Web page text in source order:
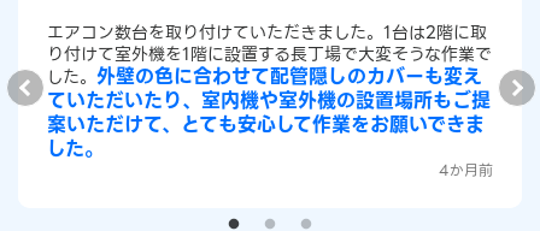
エアコン数台を取り付けていただきました。1台は2階に取
り付けて室外機を1階に設置する長丁場で大変そうな作業で
した。 外壁の色に合わせて配管隠しのカバーも変え
ていただいたり、室内機や室外機の設置場所もご提
案いただけて、とても安心して作業をお願いできま
した。
4か月前